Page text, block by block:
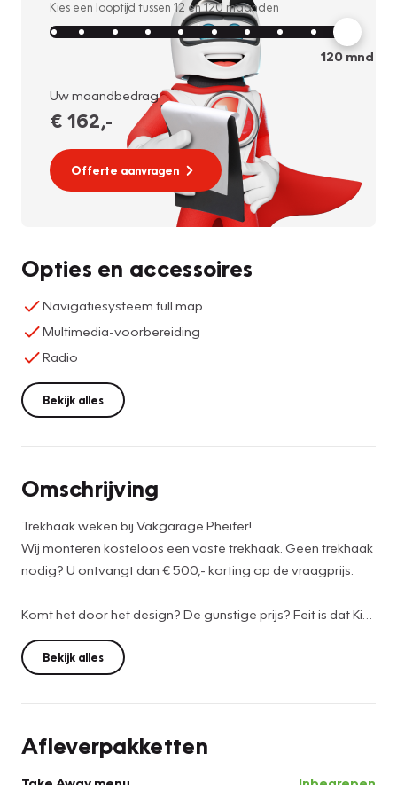
Kies een looptijd tussen 12 en120 maanden
120mnd
Uw maandbedrag:
€ 162,-
Offerte aanvragen
Opties en accessoires
Navigatiesysteem full map
Multimedia-voorbereiding
Radio
Bekijk alles
Omschrijving
Trekhaak weken bij Vakgarage Pheifer!
Wij monteren kosteloos een vaste trekhaak. Geen trekhaak
nodig? U ontvangt dan € 500,- korting op de vraagprijs.
Komt het door het design? De gunstige prijs? Feit is dat Kia
al een paar jaar een van de allerpopulairste merken van
ons land is. Movement that inspires! Voor de aandrijving
van deze SUV zorgen een driecilinder benzinemotor en
adaptieve verlichting en in delen neerklapbare achterbank.
Bekijk alles
Afleverpakketten